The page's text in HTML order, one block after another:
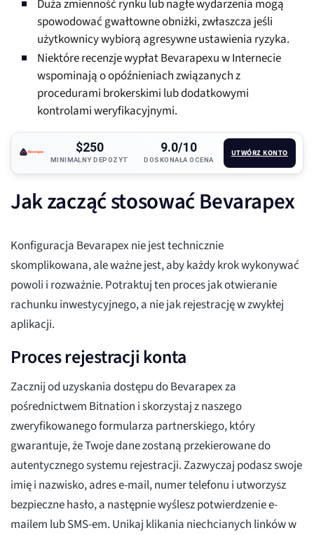
Duża zmienność rynku lub nagłe wydarzenia mogą
spowodować gwałtowne obniżki, zwłaszcza jeśli
użytkownicy wybiorą agresywne ustawienia ryzyka.
Niektóre recenzje wypłat Bevarapexu w Internecie
wspominają o opóźnieniach związanych z
procedurami brokerskimi lub dodatkowymi
kontrolami weryfikacyjnymi.
$250
MINIMALNY DEPOZYT
9.0/10
DOSKONAŁA OCENA
UTWÓRZ KONTO
Jak zacząć stosować Bevarapex
Konfiguracja Bevarapex nie jest technicznie
skomplikowana, ale ważne jest, aby każdy krok wykonywać
powoli i rozważnie. Potraktuj ten proces jak otwieranie
rachunku inwestycyjnego, a nie jak rejestrację w zwykłej
aplikacji.
Proces rejestracji konta
Zacznij od uzyskania dostępu do Bevarapex za
pośrednictwem Bitnation i skorzystaj z naszego
zweryfikowanego formularza partnerskiego, który
gwarantuje, że Twoje dane zostaną przekierowane do
autentycznego systemu rejestracji. Zazwyczaj podasz swoje
imię i nazwisko, adres e-mail, numer telefonu i utworzysz
bezpieczne hasło, a następnie wyślesz potwierdzenie e-
mailem lub SMS-em. Unikaj klikania niechcianych linków w